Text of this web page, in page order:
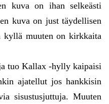
kuva on ihan selkeästi
kuva on just täydellisen
kyllä muuten on kirkkaita
tuo Kallax -hylly kaipaisi
ajatellut jos hankkisin
sisustusjuttuja. Muuten